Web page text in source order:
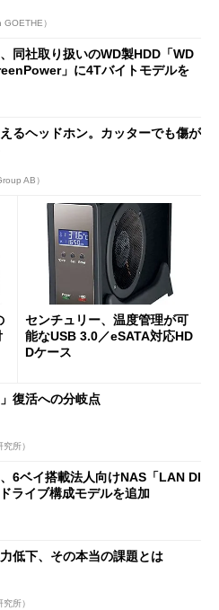
）
同社取り扱いのWD製HDD「WD
」に4Tバイトモデルを
るヘッドホン。カッターでも傷が
AB）
センチュリー、温度管理が可
能なUSB 3.0／eSATA対応HD
Dケース
」復活への分岐点
所）
6ベイ搭載法人向けNAS「LAN DI
ライブ構成モデルを追加
低下、その本当の課題とは
所）